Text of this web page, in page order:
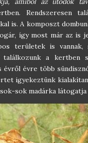
Rendszeresen
is. A komposzt
így most már az is
területek is vannak,
találkozunk a kertben
évről évre több
igyekeztünk
sok-sok madárka